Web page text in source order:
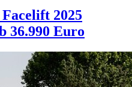
2025
36.990 Euro